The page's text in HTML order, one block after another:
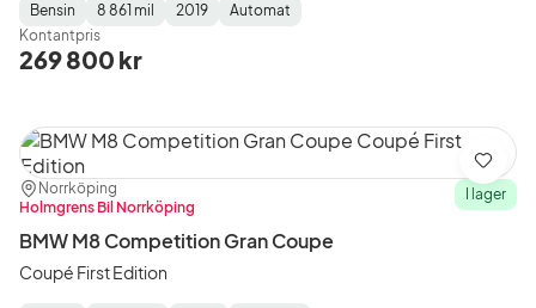
Fuel
Type:
Bensin
Mätarställning:
8 861 mil
Model
Year:
2019
Gearbox
Type:
Automat
Kontantpris
269 800 kr
Plats:
Norrköping
Återförsäljare:
Holmgrens Bil Norrköping
I lager
BMW M8 Competition Gran Coupe
Coupé First Edition
Spara